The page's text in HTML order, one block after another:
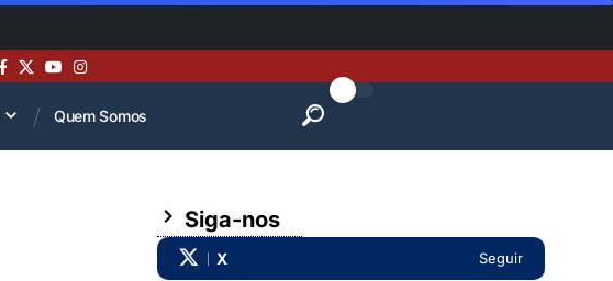
Quem Somos
Siga-nos
X Seguir